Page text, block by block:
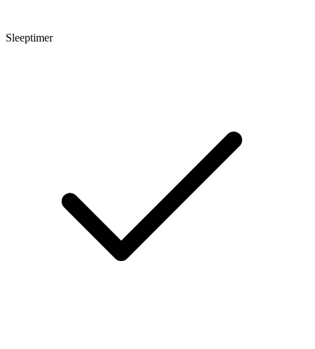
Sleeptimer